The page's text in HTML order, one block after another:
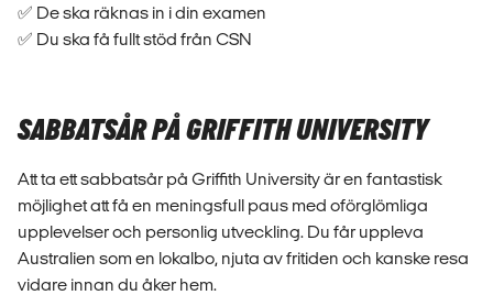
✅ De ska räknas in i din examen
✅ Du ska få fullt stöd från CSN
SABBATSÅR PÅ GRIFFITH UNIVERSITY
Att ta ett sabbatsår på Griffith University är en fantastisk
möjlighet att få en meningsfull paus med oförglömliga
upplevelser och personlig utveckling. Du får uppleva
Australien som en lokalbo, njuta av fritiden och kanske resa
vidare innan du åker hem.